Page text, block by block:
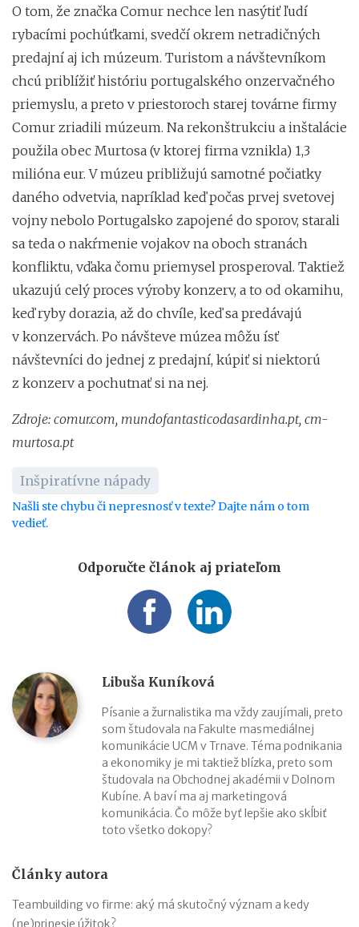
O tom, že značka Comur nechce len nasýtiť ľudí
rybacími pochúťkami, svedčí okrem netradičných
predajní aj ich múzeum. Turistom a návštevníkom
chcú priblížiť históriu portugalského onzervačného
priemyslu, a preto v priestoroch starej továrne firmy
Comur zriadili múzeum. Na rekonštrukciu a inštalácie
použila obec Murtosa (v ktorej firma vznikla) 1,3
milióna eur. V múzeu približujú samotné počiatky
daného odvetvia, napríklad keď počas prvej svetovej
vojny nebolo Portugalsko zapojené do sporov, starali
sa teda o nakŕmenie vojakov na oboch stranách
konfliktu, vďaka čomu priemysel prosperoval. Taktiež
ukazujú celý proces výroby konzerv, a to od okamihu,
keď ryby dorazia, až do chvíle, keď sa predávajú
v konzervách. Po návšteve múzea môžu ísť
návštevníci do jednej z predajní, kúpiť si niektorú
z konzerv a pochutnať si na nej.
Zdroje: comur.com, mundofantasticodasardinha.pt, cm-
murtosa.pt
Inšpiratívne nápady
Našli ste chybu či nepresnosť v texte? Dajte nám o tom
vedieť.
Odporučte článok aj priateľom
Libuša Kuníková
Písanie a žurnalistika ma vždy zaujímali, preto
som študovala na Fakulte masmediálnej
komunikácie UCM v Trnave. Téma podnikania
a ekonomiky je mi taktiež blízka, preto som
študovala na Obchodnej akadémii v Dolnom
Kubíne. A baví ma aj marketingová
komunikácia. Čo môže byť lepšie ako skĺbiť
toto všetko dokopy?
Články autora
Teambuilding vo firme: aký má skutočný význam a kedy
(ne)prinesie úžitok?